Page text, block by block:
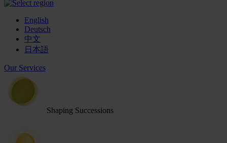
English
Deutsch
中文
日本語
Our Services
Shaping Successions